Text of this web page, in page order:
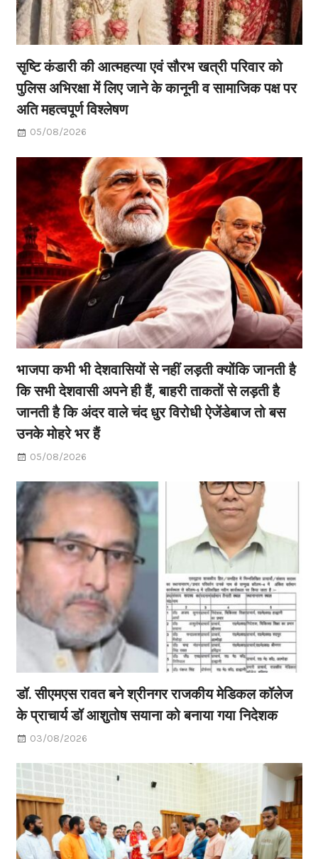
सृष्टि कंडारी की आत्महत्या एवं सौरभ खत्री परिवार को
पुलिस अभिरक्षा में लिए जाने के कानूनी व सामाजिक पक्ष पर
अति महत्वपूर्ण विश्लेषण
05/08/2026
भाजपा कभी भी देशवासियों से नहीं लड़ती क्योंकि जानती है
कि सभी देशवासी अपने ही हैं, बाहरी ताकतों से लड़ती है
जानती है कि अंदर वाले चंद धुर विरोधी ऐजेंडेबाज तो बस
उनके मोहरे भर हैं
05/08/2026
डॉ. सीएमएस रावत बने श्रीनगर राजकीय मेडिकल कॉलेज
के प्राचार्य डॉ आशुतोष सयाना को बनाया गया निदेशक
03/08/2026